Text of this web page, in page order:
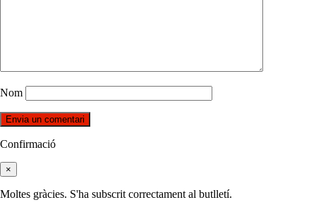
Nom
Confirmació
×
Moltes gràcies. S'ha subscrit correctament al butlletí.